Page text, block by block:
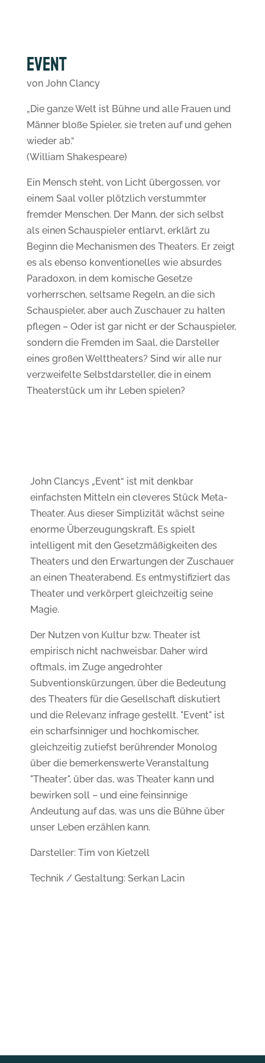
Event
von John Clancy
„Die ganze Welt ist Bühne und alle Frauen und
Männer bloße Spieler, sie treten auf und gehen
wieder ab.“
(William Shakespeare)
Ein Mensch steht, von Licht übergossen, vor
einem Saal voller plötzlich verstummter
fremder Menschen. Der Mann, der sich selbst
als einen Schauspieler entlarvt, erklärt zu
Beginn die Mechanismen des Theaters. Er zeigt
es als ebenso konventionelles wie absurdes
Paradoxon, in dem komische Gesetze
vorherrschen, seltsame Regeln, an die sich
Schauspieler, aber auch Zuschauer zu halten
pflegen – Oder ist gar nicht er der Schauspieler,
sondern die Fremden im Saal, die Darsteller
eines großen Welttheaters? Sind wir alle nur
verzweifelte Selbstdarsteller, die in einem
Theaterstück um ihr Leben spielen?
John Clancys „Event“ ist mit denkbar
einfachsten Mitteln ein cleveres Stück Meta-
Theater. Aus dieser Simplizität wächst seine
enorme Überzeugungskraft. Es spielt
intelligent mit den Gesetzmäßigkeiten des
Theaters und den Erwartungen der Zuschauer
an einen Theaterabend. Es entmystifiziert das
Theater und verkörpert gleichzeitig seine
Magie.
Der Nutzen von Kultur bzw. Theater ist
empirisch nicht nachweisbar. Daher wird
oftmals, im Zuge angedrohter
Subventionskürzungen, über die Bedeutung
des Theaters für die Gesellschaft diskutiert
und die Relevanz infrage gestellt. "Event" ist
ein scharfsinniger und hochkomischer,
gleichzeitig zutiefst berührender Monolog
über die bemerkenswerte Veranstaltung
"Theater", über das, was Theater kann und
bewirken soll – und eine feinsinnige
Andeutung auf das, was uns die Bühne über
unser Leben erzählen kann.
Darsteller: Tim von Kietzell
Technik / Gestaltung: Serkan Lacin